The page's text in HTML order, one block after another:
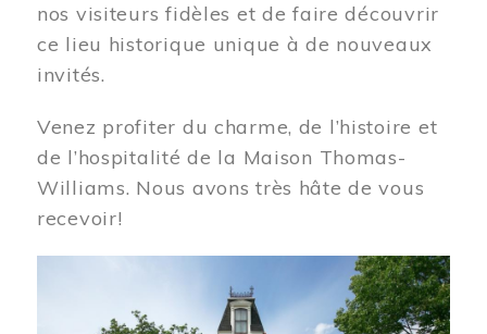
nos visiteurs fidèles et de faire découvrir
ce lieu historique unique à de nouveaux
invités.
Venez profiter du charme, de l’histoire et
de l’hospitalité de la Maison Thomas-
Williams. Nous avons très hâte de vous
recevoir!